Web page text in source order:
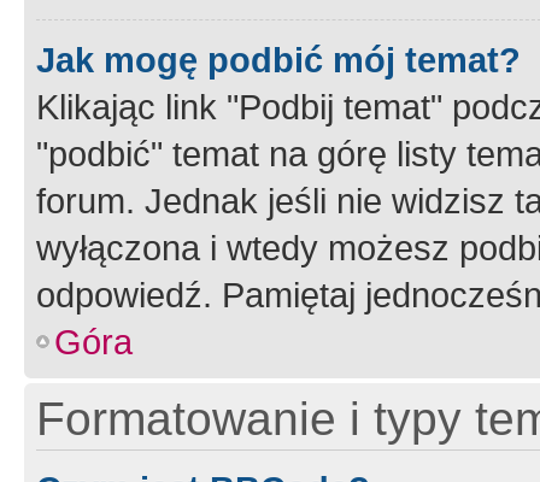
Jak mogę podbić mój temat?
Klikając link "Podbij temat"
"podbić" temat na górę listy
forum. Jednak jeśli nie widzisz
wyłączona i wtedy możesz
odpowiedź. Pamiętaj
Góra
Formatowanie i typy